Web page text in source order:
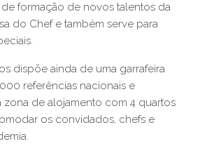
formação de novos talentos da
do Chef e também serve para
dispõe ainda de uma garrafeira
referências nacionais e
zona de alojamento com 4 quartos
os convidados, chefs e